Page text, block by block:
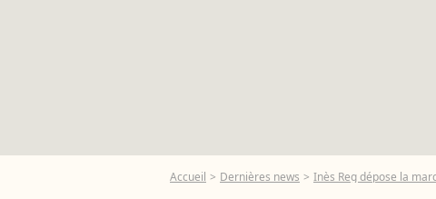
Accueil Dernières news Inès Reg dépose la